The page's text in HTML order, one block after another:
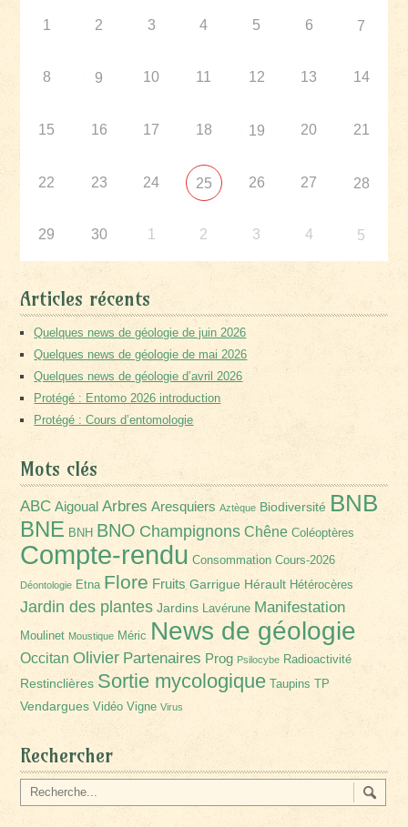
1 2 3 4 5 6 7
8 9 10 11 12 13 14
15 16 17 18 19 20 21
22 23 24 25 26 27 28
29 30 1 2 3 4 5
Articles récents
Quelques news de géologie de juin 2026
Quelques news de géologie de mai 2026
Quelques news de géologie d’avril 2026
Protégé : Entomo 2026 introduction
Protégé : Cours d’entomologie
Mots clés
ABC Aigoual Arbres Aresquiers Aztèque Biodiversité BNB
BNE BNH BNO Champignons Chêne Coléoptères
Compte-rendu Consommation Cours-2026
Déontologie Etna Flore Fruits Garrigue Hérault Hétérocères
Jardin des plantes Jardins Lavérune Manifestation
Moulinet Moustique Méric News de géologie
Occitan Olivier Partenaires Prog Psilocybe Radioactivité
Restinclières Sortie mycologique Taupins TP
Vendargues Vidéo Vigne Virus
Rechercher